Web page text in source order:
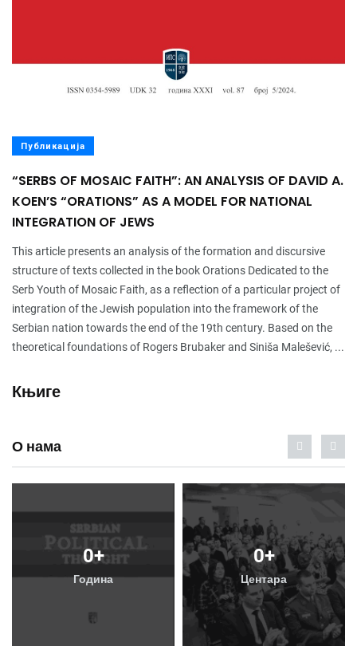
Публикација
“SERBS OF MOSAIC FAITH”: AN ANALYSIS OF DAVID A.
KOEN’S “ORATIONS” AS A MODEL FOR NATIONAL
INTEGRATION OF JEWS
This article presents an analysis of the formation and discursive
structure of texts collected in the book Orations Dedicated to the
Serb Youth of Mosaic Faith, as a reflection of a particular project of
integration of the Jewish population into the framework of the
Serbian nation towards the end of the 19th century. Based on the
theoretical foundations of Rogers Brubaker and Siniša Malešević, ...
Књиге
О нама
Публикације Услуге